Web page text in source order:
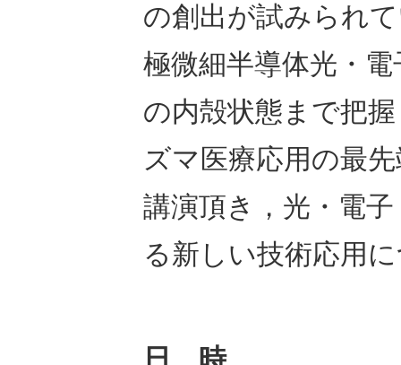
の創出が試みられ
極微細半導体光・
の内殻状態まで把
ズマ医療応用の最
講演頂き，光・電
る新しい技術応用